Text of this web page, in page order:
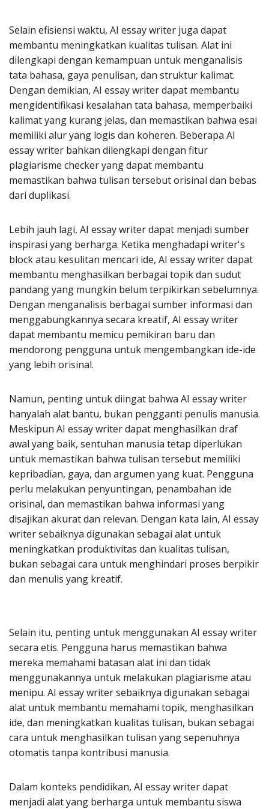
Selain efisiensi waktu, AI essay writer juga dapat
membantu meningkatkan kualitas tulisan. Alat ini
dilengkapi dengan kemampuan untuk menganalisis
tata bahasa, gaya penulisan, dan struktur kalimat.
Dengan demikian, AI essay writer dapat membantu
mengidentifikasi kesalahan tata bahasa, memperbaiki
kalimat yang kurang jelas, dan memastikan bahwa esai
memiliki alur yang logis dan koheren. Beberapa AI
essay writer bahkan dilengkapi dengan fitur
plagiarisme checker yang dapat membantu
memastikan bahwa tulisan tersebut orisinal dan bebas
dari duplikasi.
Lebih jauh lagi, AI essay writer dapat menjadi sumber
inspirasi yang berharga. Ketika menghadapi writer's
block atau kesulitan mencari ide, AI essay writer dapat
membantu menghasilkan berbagai topik dan sudut
pandang yang mungkin belum terpikirkan sebelumnya.
Dengan menganalisis berbagai sumber informasi dan
menggabungkannya secara kreatif, AI essay writer
dapat membantu memicu pemikiran baru dan
mendorong pengguna untuk mengembangkan ide-ide
yang lebih orisinal.
Namun, penting untuk diingat bahwa AI essay writer
hanyalah alat bantu, bukan pengganti penulis manusia.
Meskipun AI essay writer dapat menghasilkan draf
awal yang baik, sentuhan manusia tetap diperlukan
untuk memastikan bahwa tulisan tersebut memiliki
kepribadian, gaya, dan argumen yang kuat. Pengguna
perlu melakukan penyuntingan, penambahan ide
orisinal, dan memastikan bahwa informasi yang
disajikan akurat dan relevan. Dengan kata lain, AI essay
writer sebaiknya digunakan sebagai alat untuk
meningkatkan produktivitas dan kualitas tulisan,
bukan sebagai cara untuk menghindari proses berpikir
dan menulis yang kreatif.
Selain itu, penting untuk menggunakan AI essay writer
secara etis. Pengguna harus memastikan bahwa
mereka memahami batasan alat ini dan tidak
menggunakannya untuk melakukan plagiarisme atau
menipu. AI essay writer sebaiknya digunakan sebagai
alat untuk membantu memahami topik, menghasilkan
ide, dan meningkatkan kualitas tulisan, bukan sebagai
cara untuk menghasilkan tulisan yang sepenuhnya
otomatis tanpa kontribusi manusia.
Dalam konteks pendidikan, AI essay writer dapat
menjadi alat yang berharga untuk membantu siswa